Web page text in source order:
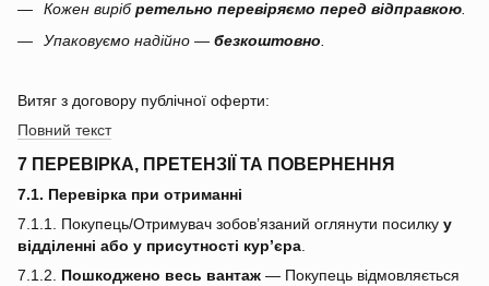
Кожен вирібретельно перевіряємо перед відправкою.
Упаковуємо надійно — безкоштовно
Витяг з договору публічної оферти:
Повний текст
7 ПЕРЕВІРКА, ПРЕТЕНЗІЇ ТА ПОВЕРНЕННЯ
7.1. Перевірка при отриманні
7.1.1. Покупець/Отримувач зобов’язаний оглянути посилку у
відділенні або у присутності кур’єра
7.1.2. Пошкоджено весь вантаж — Покупець відмовляється